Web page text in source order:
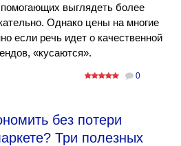
выглядеть более
Однако цены на многие
если речь идет о качественной
«кусаются».
0
без потери
Три полезных